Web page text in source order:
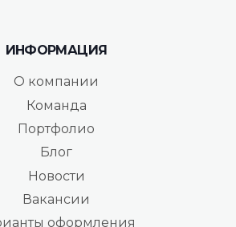
ИНФОРМАЦИЯ
О компании
Команда
Портфолио
Блог
Новости
Вакансии
оформления